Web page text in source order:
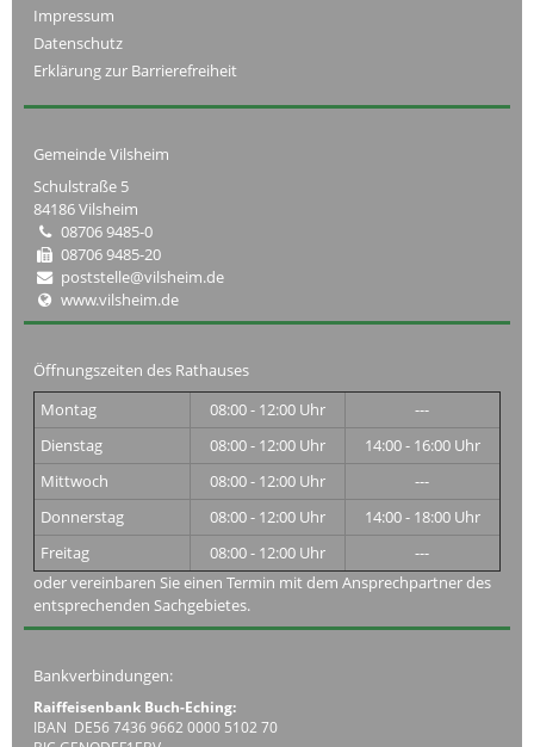
Impressum
Datenschutz
Erklärung zur Barrierefreiheit
Gemeinde Vilsheim
Schulstraße 5
84186 Vilsheim
08706 9485-0
08706 9485-20
poststelle@vilsheim.de
www.vilsheim.de
Öffnungszeiten des Rathauses
Montag
08:00 - 12:00 Uhr
---
Dienstag
08:00 - 12:00 Uhr
14:00 - 16:00 Uhr
Mittwoch
08:00 - 12:00 Uhr
---
Donnerstag
08:00 - 12:00 Uhr
14:00 - 18:00 Uhr
Freitag
08:00 - 12:00 Uhr
---
oder vereinbaren Sie einen Termin mit dem Ansprechpartner des
entsprechenden Sachgebietes.
Bankverbindungen:
Raiffeisenbank Buch-Eching:
IBAN DE56 7436 9662 0000 5102 70